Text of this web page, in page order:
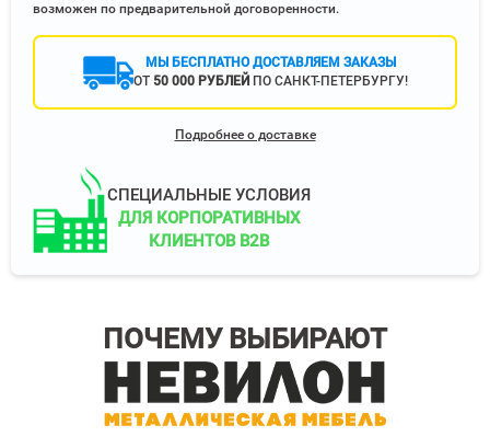
возможен по предварительной договоренности.
МЫ БЕСПЛАТНО ДОСТАВЛЯЕМ ЗАКАЗЫ
ОТ 50 000 РУБЛЕЙ ПО САНКТ-ПЕТЕРБУРГУ!
Подробнее о доставке
СПЕЦИАЛЬНЫЕ УСЛОВИЯ
ДЛЯ КОРПОРАТИВНЫХ
КЛИЕНТОВ B2B
ПОЧЕМУ ВЫБИРАЮТ